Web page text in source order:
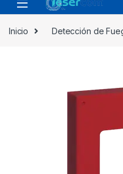
Inicio Detección de